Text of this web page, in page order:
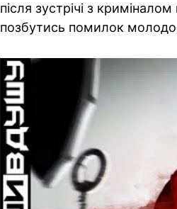
після зустрічі з
позбутись помилок